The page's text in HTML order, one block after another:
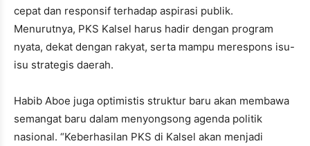
cepat dan responsif terhadap aspirasi publik.
Menurutnya, PKS Kalsel harus hadir dengan program
nyata, dekat dengan rakyat, serta mampu merespons isu-
isu strategis daerah.
Habib Aboe juga optimistis struktur baru akan membawa
semangat baru dalam menyongsong agenda politik
nasional. “Keberhasilan PKS di Kalsel akan menjadi